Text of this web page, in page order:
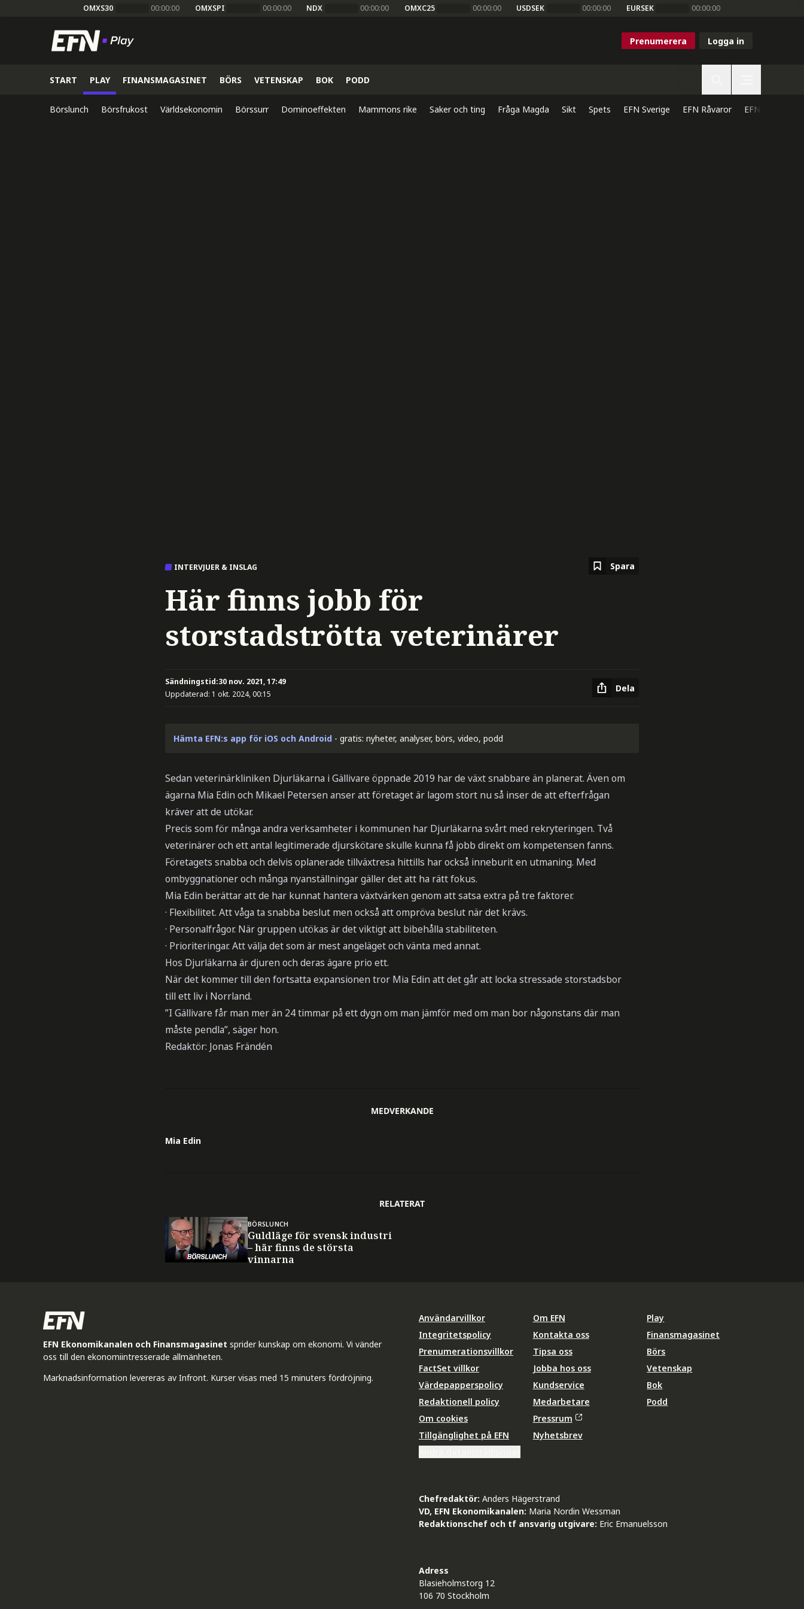
OMXS30 00:00:00 OMXSPI 00:00:00 NDX 00:00:00 OMXC25 00:00:00 USDSEK 00:00:00 EURSEK 00:00:00
Prenumerera Logga in
START PLAY FINANSMAGASINET BÖRS VETENSKAP BOK PODD
Börslunch Börsfrukost Världsekonomin Börssurr Dominoeffekten Mammons rike Saker och ting Fråga Magda Sikt Spets EFN Sverige EFN Råvaror EFN Direkt
INTERVJUER & INSLAG Spara
Här finns jobb för
storstadströtta veterinärer
Sändningstid:30 nov. 2021, 17:49
Uppdaterad: 1 okt. 2024, 00:15
Dela
Hämta EFN:s app för iOS och Android - gratis: nyheter, analyser, börs, video, podd
Sedan veterinärkliniken Djurläkarna i Gällivare öppnade 2019 har de växt snabbare än planerat. Även om
ägarna Mia Edin och Mikael Petersen anser att företaget är lagom stort nu så inser de att efterfrågan
kräver att de utökar.
Precis som för många andra verksamheter i kommunen har Djurläkarna svårt med rekryteringen. Två
veterinärer och ett antal legitimerade djurskötare skulle kunna få jobb direkt om kompetensen fanns.
Företagets snabba och delvis oplanerade tillväxtresa hittills har också inneburit en utmaning. Med
ombyggnationer och många nyanställningar gäller det att ha rätt fokus.
Mia Edin berättar att de har kunnat hantera växtvärken genom att satsa extra på tre faktorer.
· Flexibilitet. Att våga ta snabba beslut men också att ompröva beslut när det krävs.
· Personalfrågor. När gruppen utökas är det viktigt att bibehålla stabiliteten.
· Prioriteringar. Att välja det som är mest angeläget och vänta med annat.
Hos Djurläkarna är djuren och deras ägare prio ett.
När det kommer till den fortsatta expansionen tror Mia Edin att det går att locka stressade storstadsbor
till ett liv i Norrland.
”I Gällivare får man mer än 24 timmar på ett dygn om man jämför med om man bor någonstans där man
måste pendla”, säger hon.
Redaktör: Jonas Frändén
MEDVERKANDE
Mia Edin
RELATERAT
BÖRSLUNCH
Guldläge för svensk industri
– här finns de största
vinnarna
EFN Ekonomikanalen och Finansmagasinet sprider kunskap om ekonomi. Vi vänder
oss till den ekonomiintresserade allmänheten.
Marknadsinformation levereras av Infront. Kurser visas med 15 minuters fördröjning.
Användarvillkor
Integritetspolicy
Prenumerationsvillkor
FactSet villkor
Värdepapperspolicy
Redaktionell policy
Om cookies
Tillgänglighet på EFN
Om EFN
Kontakta oss
Tipsa oss
Jobba hos oss
Kundservice
Medarbetare
Pressrum
Nyhetsbrev
Play
Finansmagasinet
Börs
Vetenskap
Bok
Podd
Chefredaktör: Anders Hägerstrand
VD, EFN Ekonomikanalen: Maria Nordin Wessman
Redaktionschef och tf ansvarig utgivare: Eric Emanuelsson
Adress
Blasieholmstorg 12
106 70 Stockholm